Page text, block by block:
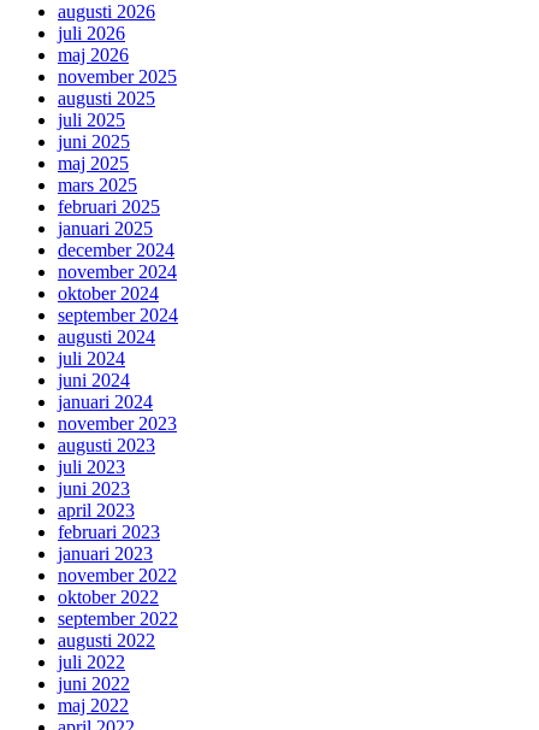
augusti 2026
juli 2026
maj 2026
november 2025
augusti 2025
juli 2025
juni 2025
maj 2025
mars 2025
februari 2025
januari 2025
december 2024
november 2024
oktober 2024
september 2024
augusti 2024
juli 2024
juni 2024
januari 2024
november 2023
augusti 2023
juli 2023
juni 2023
april 2023
februari 2023
januari 2023
november 2022
oktober 2022
september 2022
augusti 2022
juli 2022
juni 2022
maj 2022